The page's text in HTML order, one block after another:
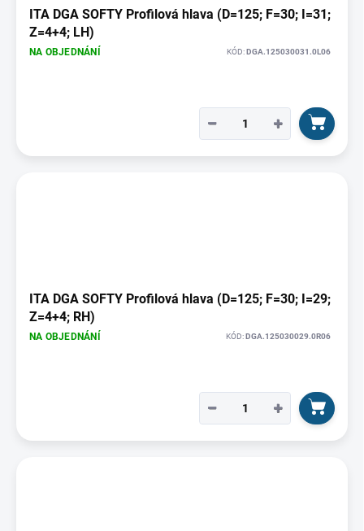
ITA DGA SOFTY Profilová hlava (D=125; F=30; I=31;
Z=4+4; LH)
NA OBJEDNÁNÍ KÓD:DGA.125030031.0L06
+
−
ITA DGA SOFTY Profilová hlava (D=125; F=30; I=29;
Z=4+4; RH)
NA OBJEDNÁNÍ KÓD:DGA.125030029.0R06
+
−